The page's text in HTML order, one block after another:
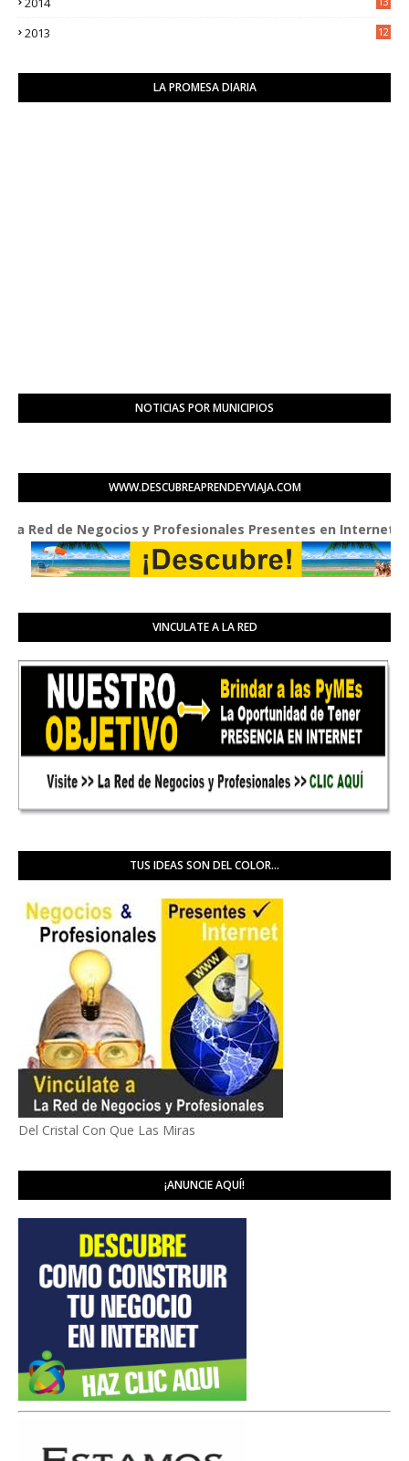
2013
12
LA PROMESA DIARIA
NOTICIAS POR MUNICIPIOS
WWW.DESCUBREAPRENDEYVIAJA.COM
de Negocios y Profesionales Presentes en Internet
VINCULATE A LA RED
TUS IDEAS SON DEL COLOR...
Del Cristal Con Que Las Miras
¡ANUNCIE AQUÍ!